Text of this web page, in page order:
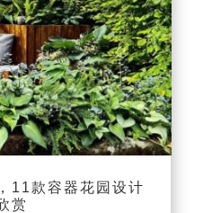
11款容器花园设计
赏